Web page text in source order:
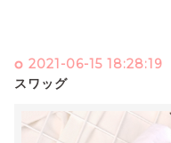
2021-06-15 18:28:19
スワッグ